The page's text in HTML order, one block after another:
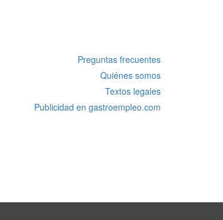
Preguntas frecuentes
Quiénes somos
Textos legales
Publicidad en gastroempleo.com